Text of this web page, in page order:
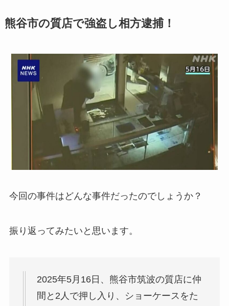
熊谷市の質店で強盗し相方逮捕！
今回の事件はどんな事件だったのでしょうか？
振り返ってみたいと思います。
2025年5月16日、熊谷市筑波の質店に仲
間と2人で押し入り、ショーケースをた